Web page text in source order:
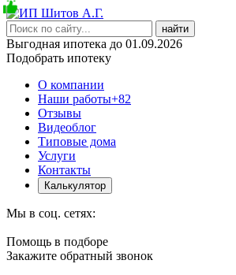
найти
Выгодная ипотека до 01.09.2026
Подобрать ипотеку
О компании
Наши работы+82
Отзывы
Видеоблог
Типовые дома
Услуги
Контакты
Калькулятор
Мы в соц. сетях:
Помощь в подборе
Закажите обратный звонок